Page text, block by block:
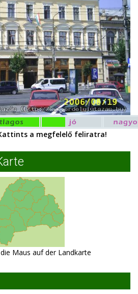
a megfelelő feliratra!
Maus auf der Landkarte